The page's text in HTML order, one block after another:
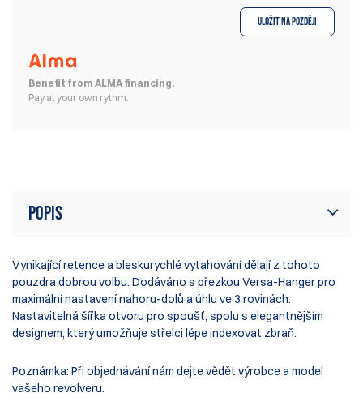
Uložit na později
Benefit from ALMA financing.
Pay at your own rythm.
Popis
Vynikající retence a bleskurychlé vytahování dělají z tohoto
pouzdra dobrou volbu. Dodáváno s přezkou Versa-Hanger pro
maximální nastavení nahoru-dolů a úhlu ve 3 rovinách.
Nastavitelná šířka otvoru pro spoušť, spolu s elegantnějším
designem, který umožňuje střelci lépe indexovat zbraň.
Poznámka: Při objednávání nám dejte vědět výrobce a model
vašeho revolveru.